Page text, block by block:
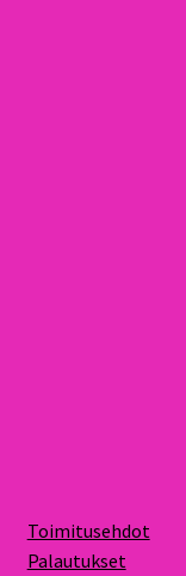
Toimitusehdot
Palautukset